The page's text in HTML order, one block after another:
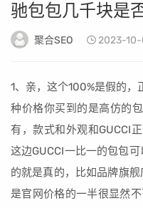
驰包包几千块是
聚合SEO 2023-
1、亲，这个100%是假的
种价格你买到的是高仿的
有，款式和外观和GUCCI
这边GUCCI一比一的包包
的就是真的，比如品牌旗
是官网价格的一半很显然